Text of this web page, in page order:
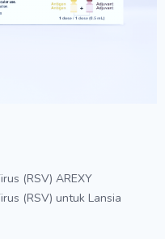
(RSV) AREXY
(RSV) untuk Lansia